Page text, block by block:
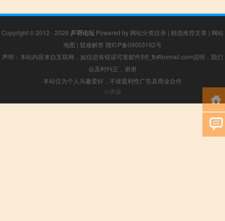
Copyright © 2012 - 2026 乒羽论坛 Powered by 网站分类目录 | 精选推荐文章 | 网站
地图 | 疑难解答 赣ICP备09003162号
声明：本站内容来自互联网，如信息有错误可发邮件到f_fb#foxmail.com说明，我们
会及时纠正，谢谢
本站仅为个人兴趣爱好，不接盈利性广告及商业合作
小男孩